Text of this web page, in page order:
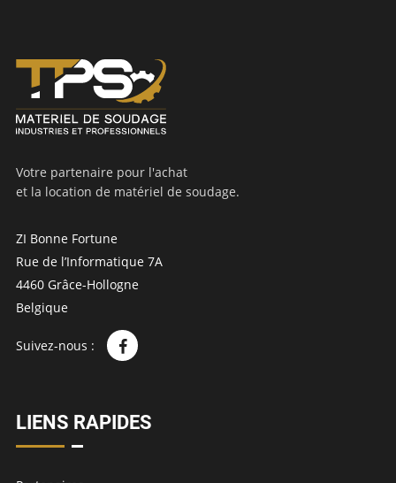
Votre partenaire pour l'achat
et la location de matériel de soudage.
ZI Bonne Fortune
Rue de l’Informatique 7A
4460 Grâce-Hollogne
Belgique
Suivez-nous :
LIENS RAPIDES